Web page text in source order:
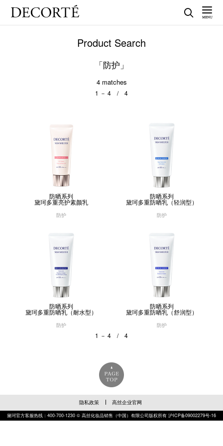
Product Search
「防护」
4matches
1 － 4 / 4
防晒系列
黛珂多重亮护素颜乳
防护
防晒系列
黛珂多重防晒乳（轻润型）
防护
防晒系列
黛珂多重防晒乳（耐水型）
防护
防晒系列
黛珂多重防晒乳（舒润型）
防护
1 － 4 / 4
隐私政策 高丝企业官网
黛珂官方客服热线：400-700-1230 © 高丝化妆品销售（中国）有限公司版权所有 沪ICP备09002279号-16